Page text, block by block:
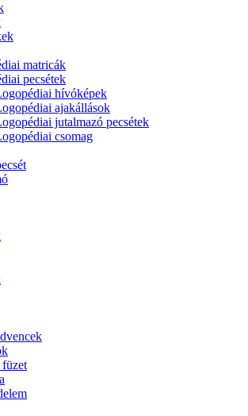
matricák
pecsétek
hívóképek
ajakállások
jutalmazó pecsétek
csomag